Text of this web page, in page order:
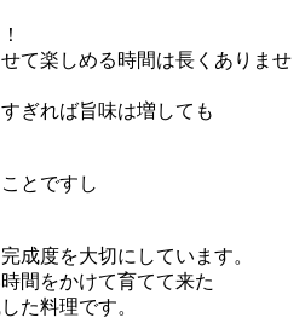
て楽しめる時間は長くありませ
ぎれば旨味は増しても
とですし
成度を大切にしています。
間をかけて育てて来た
た料理です。